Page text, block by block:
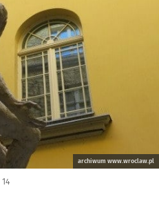
archiwum www.wroclaw.pl